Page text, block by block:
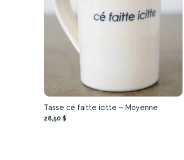
Tasse cé faitte icitte – Moyenne
28,50 $